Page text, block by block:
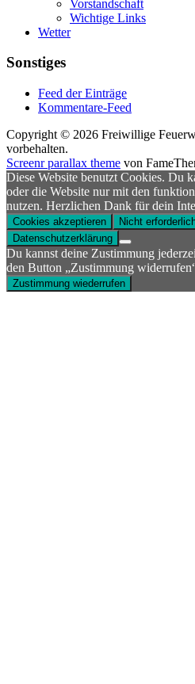
Vorstandschaft
Wichtige Links
Wetter
Sonstiges
Feed der Einträge
Kommentare-Feed
Copyright © 2026 Freiwillige
vorbehalten.
Screenr parallax theme von
Diese Website benutzt Cookies. Du
oder die Website nur mit den
nutzen. Herzlichen Dank für dein
Cookies akzeptieren
Nicht
Datenschutzerklärung
Du kannst deine Zustimmung
den Button „Zustimmung
Zustimmung wiederrufen